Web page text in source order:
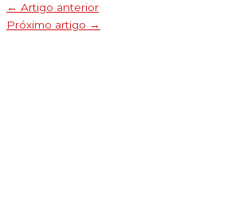
← Artigo anterior
Próximo artigo →